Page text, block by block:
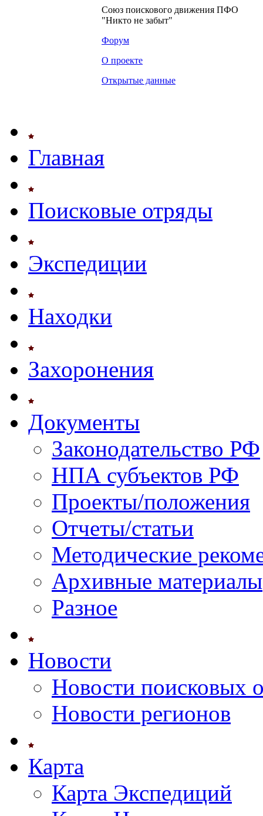
Союз поискового движения ПФО
"Никто не забыт"
Форум
О проекте
Открытые данные
Главная
Поисковые отряды
Экспедиции
Находки
Захоронения
Документы
Законодательство РФ
НПА субъектов РФ
Проекты/положения
Отчеты/статьи
Методические
Архивные материалы
Разное
Новости
Новости поисковых
Новости регионов
Карта
Карта Экспедиций